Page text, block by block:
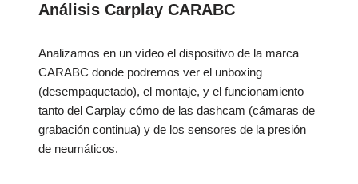
Análisis Carplay CARABC
Analizamos en un vídeo el dispositivo de la marca
CARABC donde podremos ver el unboxing
(desempaquetado), el montaje, y el funcionamiento
tanto del Carplay cómo de las dashcam (cámaras de
grabación continua) y de los sensores de la presión
de neumáticos.